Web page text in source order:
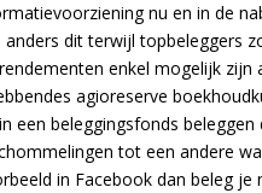
nu en in de
dit terwijl topbeleggers
enkel mogelijk
agioreserve
een beleggingsfonds
tot een andere
in Facebook dan beleg je